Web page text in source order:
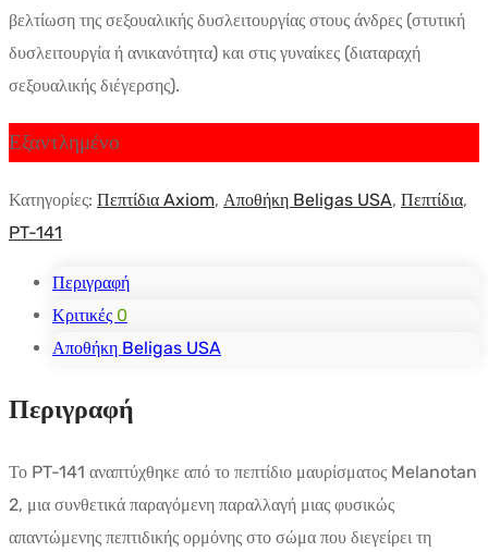
$40.44.
βελτίωση της σεξουαλικής δυσλειτουργίας στους άνδρες (στυτική
δυσλειτουργία ή ανικανότητα) και στις γυναίκες (διαταραχή
σεξουαλικής διέγερσης).
Εξαντλημένο
Κατηγορίες: Πεπτίδια Axiom, Αποθήκη Beligas USA, Πεπτίδια,
PT-141
Περιγραφή
Κριτικές 0
Αποθήκη Beligas USA
Περιγραφή
Το PT-141 αναπτύχθηκε από το πεπτίδιο μαυρίσματος Melanotan
2, μια συνθετικά παραγόμενη παραλλαγή μιας φυσικώς
απαντώμενης πεπτιδικής ορμόνης στο σώμα που διεγείρει τη